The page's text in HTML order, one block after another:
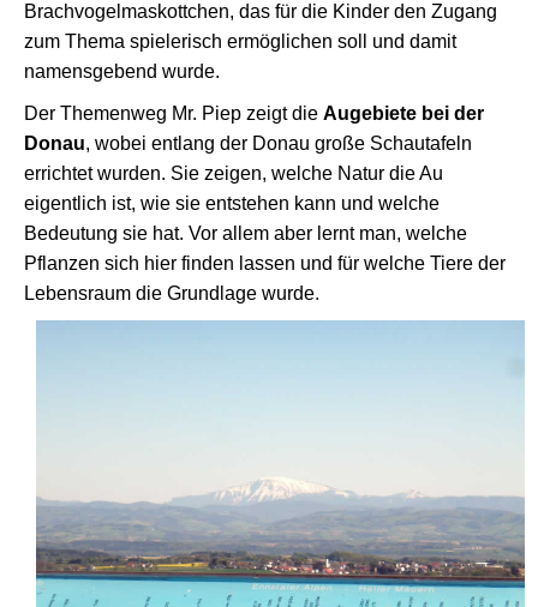
Brachvogelmaskottchen, das für die Kinder den Zugang
zum Thema spielerisch ermöglichen soll und damit
namensgebend wurde.
Der Themenweg Mr. Piep zeigt die Augebiete bei der
Donau, wobei entlang der Donau große Schautafeln
errichtet wurden. Sie zeigen, welche Natur die Au
eigentlich ist, wie sie entstehen kann und welche
Bedeutung sie hat. Vor allem aber lernt man, welche
Pflanzen sich hier finden lassen und für welche Tiere der
Lebensraum die Grundlage wurde.